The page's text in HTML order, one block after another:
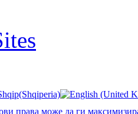
права може да ги